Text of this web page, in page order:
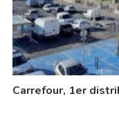
Carrefour, 1er